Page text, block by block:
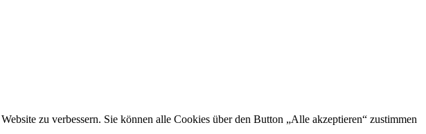
zu verbessern. Sie können alle Cookies über den Button „Alle akzeptieren“ zustimmen